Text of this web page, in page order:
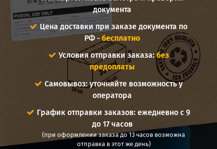
документа
Цена доставки при заказе документа по
РФ -бесплатно
Условия отправки заказа:без
предоплаты
Самовывоз: уточняйте возможность у
оператора
График отправки заказов: ежедневно с 9
до 17 часов
(при оформлении заказа до 13 часов возможна
отправка в этот же день)